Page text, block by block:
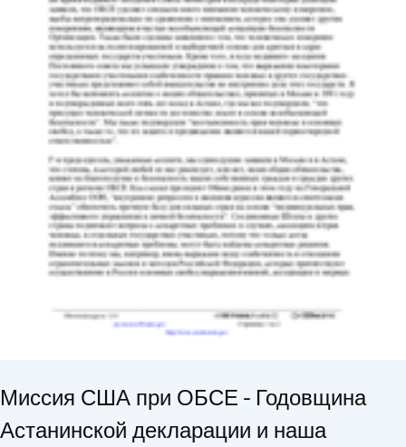
Миссия США при ОБСЕ - Годовщина
Астанинской декларации и наша